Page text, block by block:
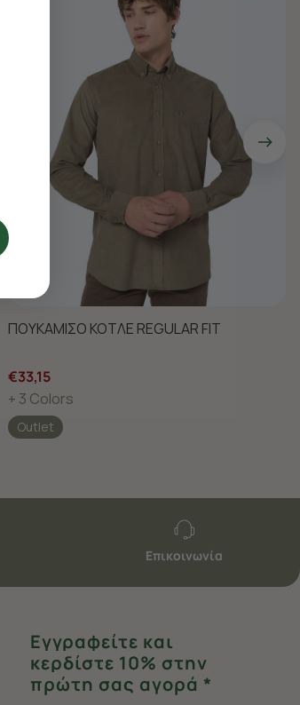
ΠΟΥΚΑΜΙΣΟ ΚΟΤΛΕ REGULAR FIT
€33,15
+ 3 Colors
Outlet
Επικοινωνία
Εγγραφείτε και
κερδίστε 10% στην
πρώτη σας αγορά *